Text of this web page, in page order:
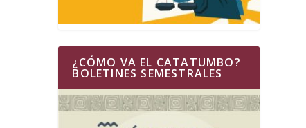
¿CÓMO VA EL CATATUMBO?
BOLETINES SEMESTRALES